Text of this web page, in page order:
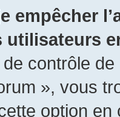
empêcher
utilisateurs
contrôle
», vous
option